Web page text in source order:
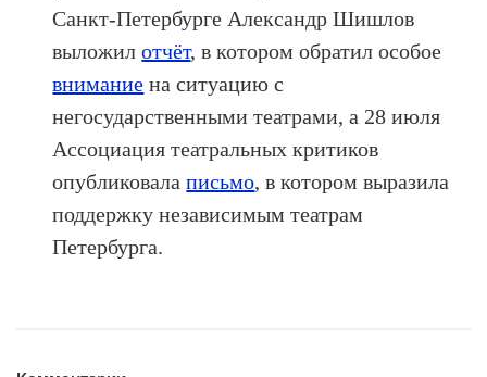
Санкт-Петербурге Александр Шишлов
выложилотчёт, в котором обратил особое
внимание на ситуацию с
негосударственными театрами, а 28 июля
Ассоциация театральных критиков
опубликовалаписьмо, в котором выразила
поддержку независимым театрам
Петербурга.